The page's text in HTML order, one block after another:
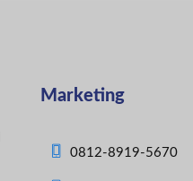
Marketing
0812-8919-5670